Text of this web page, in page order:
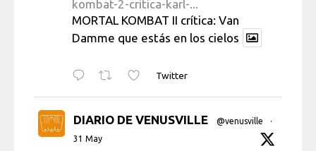
kombat-2-critica-karl-...
MORTAL KOMBAT II crítica: Van
Damme que estás en los cielos
Twitter
DIARIO DE VENUSVILLE @venusville
·
31 May